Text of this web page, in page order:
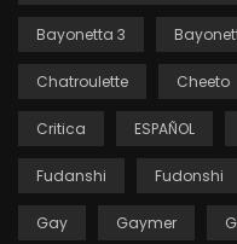
Bayonetta 3
Chatroulette Cheeto
Critica ESPAÑOL
Fudanshi Fudonshi
Gay Gaymer